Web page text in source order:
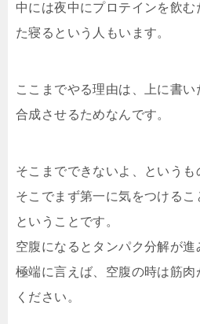
中には夜中にプロテインを飲む
た寝るという人もいます。
ここまでやる理由は、上に書
合成させるためなんです。
そこまでできないよ、というも
そこでまず第一に気をつけるこ
ということです。
空腹になるとタンパク分解が進
極端に言えば、空腹の時は筋肉
ください。